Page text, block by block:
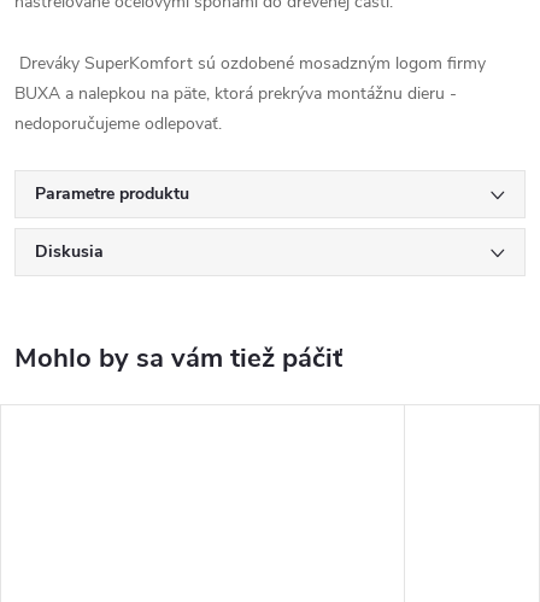
Dreváky SuperKomfort sú ozdobené mosadzným logom firmy
BUXA a nalepkou na päte, ktorá prekrýva montážnu dieru -
nedoporučujeme odlepovať.
Parametre produktu
Diskusia